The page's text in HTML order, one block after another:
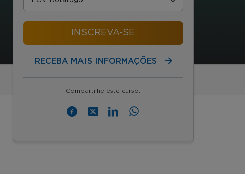
INSCREVA-SE
RECEBA MAIS INFORMAÇÕES
Compartilhe este curso: